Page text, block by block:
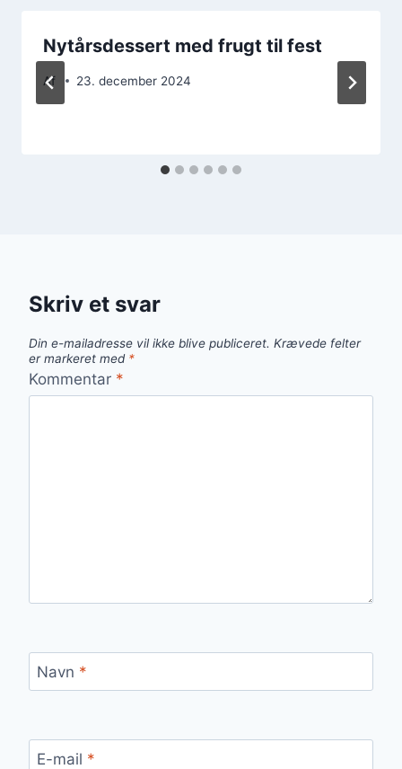
Nytårsdessert med frugt til fest
Af 23. december 2024
Skriv et svar
Din e-mailadresse vil ikke blive publiceret. Krævede felter
er markeret med *
Kommentar *
Navn *
E-mail *